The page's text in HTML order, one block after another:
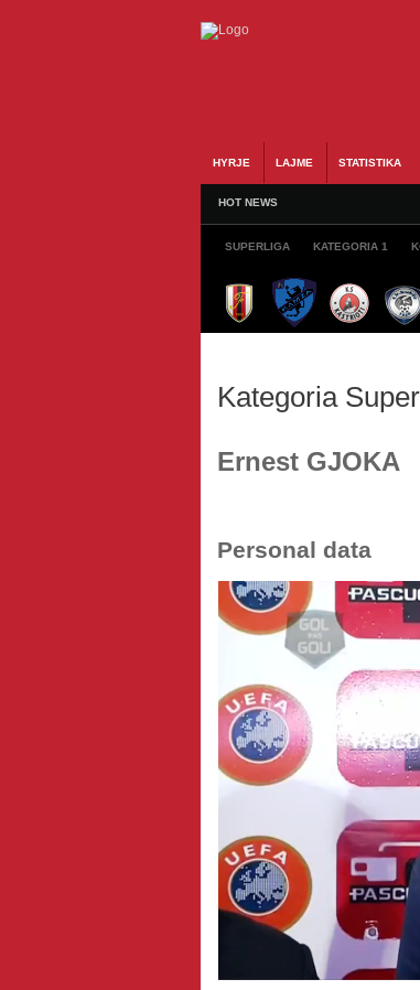
HYRJE LAJME STATISTIKA
HOT NEWS
SUPERLIGA KATEGORIA 1
Kategoria
Ernest GJOKA
Personal data